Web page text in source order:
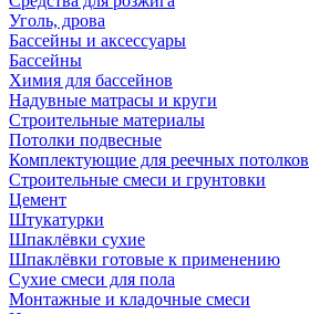
Уголь, дрова
Бассейны и аксессуары
Бассейны
Химия для бассейнов
Надувные матрасы и круги
Строительные материалы
Потолки подвесные
Комплектующие для реечных потолков
Строительные смеси и грунтовки
Цемент
Штукатурки
Шпаклёвки сухие
Шпаклёвки готовые к применению
Сухие смеси для пола
Монтажные и кладочные смеси